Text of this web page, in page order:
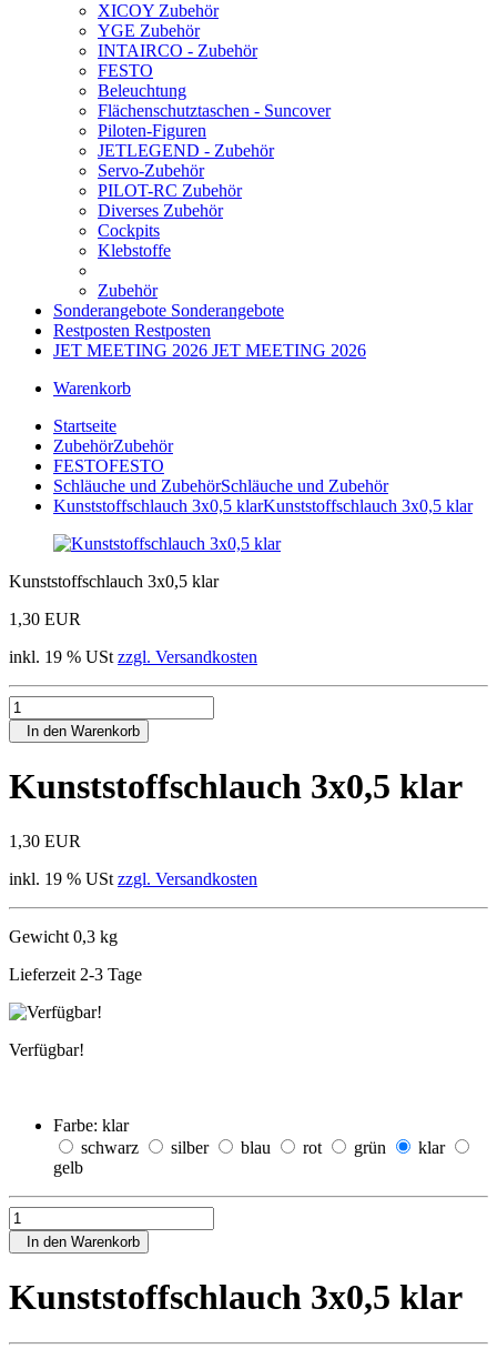
XICOY Zubehör
YGE Zubehör
INTAIRCO - Zubehör
FESTO
Beleuchtung
Flächenschutztaschen - Suncover
Piloten-Figuren
JETLEGEND - Zubehör
Servo-Zubehör
PILOT-RC Zubehör
Diverses Zubehör
Cockpits
Klebstoffe
Zubehör
Sonderangebote Sonderangebote
Restposten Restposten
JET MEETING 2026 JET MEETING 2026
Warenkorb
Startseite
ZubehörZubehör
FESTOFESTO
Schläuche und ZubehörSchläuche und Zubehör
Kunststoffschlauch 3x0,5 klarKunststoffschlauch 3x0,5 klar
Kunststoffschlauch 3x0,5 klar
1,30 EUR
inkl. 19 % USt zzgl. Versandkosten
In den Warenkorb
Kunststoffschlauch 3x0,5 klar
1,30 EUR
inkl. 19 % USt zzgl. Versandkosten
Gewicht 0,3 kg
Lieferzeit 2-3 Tage
Verfügbar!
Farbe: klar
schwarz
silber blau rot grün
klar
gelb
In den Warenkorb
Kunststoffschlauch 3x0,5 klar